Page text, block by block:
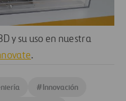
y su uso en nuestra
.
#Innovación